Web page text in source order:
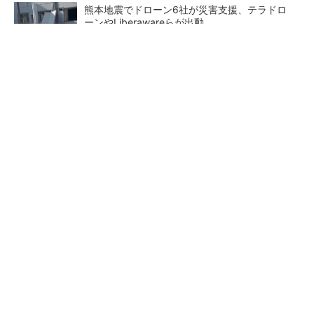
熊本地震でドローン6社が災害支援、テラドロ
ーンやLiberawareらが出動